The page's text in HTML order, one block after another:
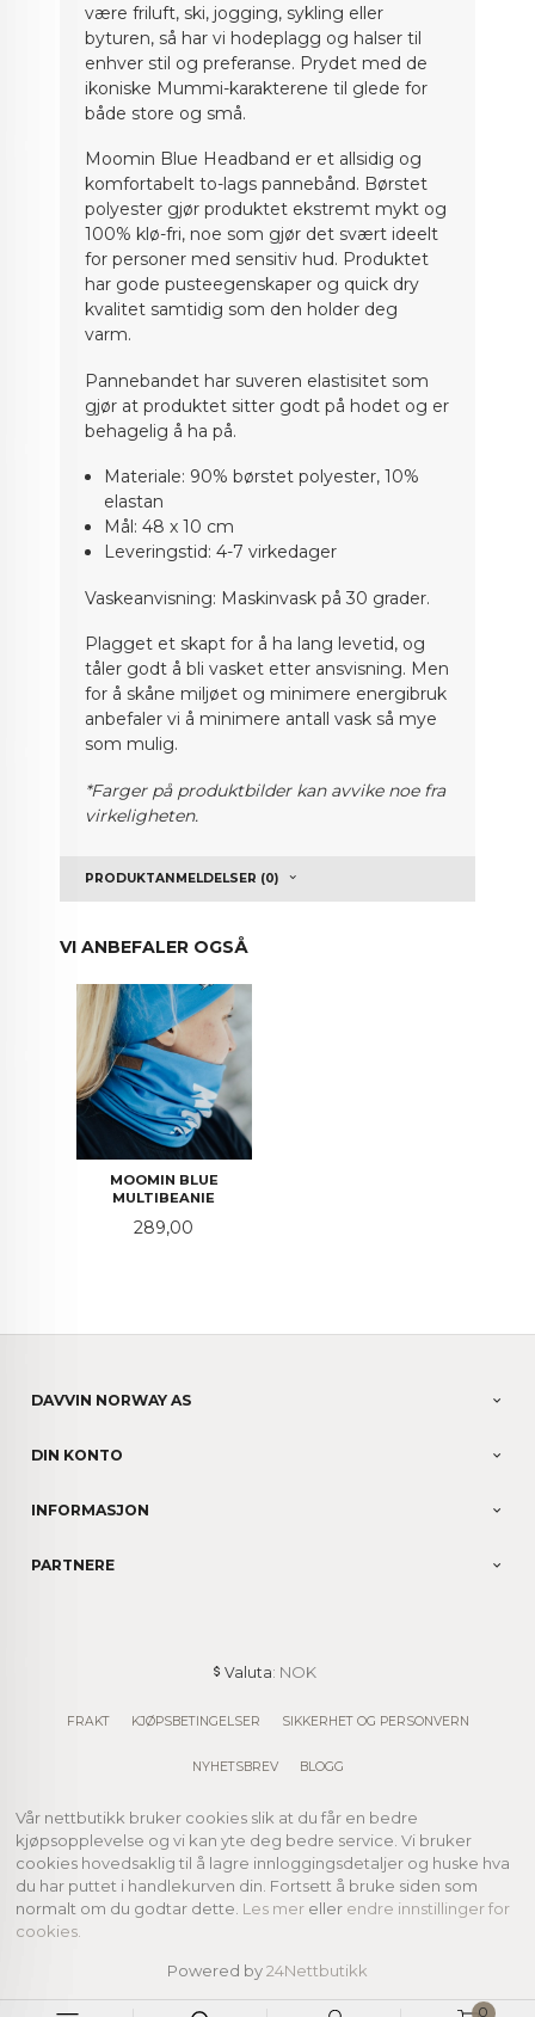
0
være friluft, ski, jogging, sykling eller
byturen, så har vi hodeplagg og halser til
enhver stil og preferanse. Prydet med de
ikoniske Mummi-karakterene til glede for
både store og små.
Moomin Blue Headband er et allsidig og
komfortabelt to-lags pannebånd. Børstet
polyester gjør produktet ekstremt mykt og
100% klø-fri, noe som gjør det svært ideelt
for personer med sensitiv hud. Produktet
har gode pusteegenskaper og quick dry
kvalitet samtidig som den holder deg
varm.
Pannebandet har suveren elastisitet som
gjør at produktet sitter godt på hodet og er
behagelig å ha på.
Materiale: 90% børstet polyester, 10%
elastan
Mål: 48 x 10 cm
Leveringstid: 4-7 virkedager
Vaskeanvisning: Maskinvask på 30 grader.
Plagget et skapt for å ha lang levetid, og
tåler godt å bli vasket etter ansvisning. Men
for å skåne miljøet og minimere energibruk
anbefaler vi å minimere antall vask så mye
som mulig.
*Farger på produktbilder kan avvike noe fra
virkeligheten.
PRODUKTANMELDELSER (0)
VI ANBEFALER OGSÅ
MOOMIN BLUE
MULTIBEANIE
Pris
289,00
DAVVIN NORWAY AS
DIN KONTO
INFORMASJON
PARTNERE
Valuta: NOK
FRAKT KJØPSBETINGELSER SIKKERHET OG PERSONVERN
NYHETSBREV BLOGG
Vår nettbutikk bruker cookies slik at du får en bedre
kjøpsopplevelse og vi kan yte deg bedre service. Vi bruker
cookies hovedsaklig til å lagre innloggingsdetaljer og huske hva
du har puttet i handlekurven din. Fortsett å bruke siden som
normalt om du godtar dette. Les mer eller endre innstillinger for
cookies.
Powered by24Nettbutikk